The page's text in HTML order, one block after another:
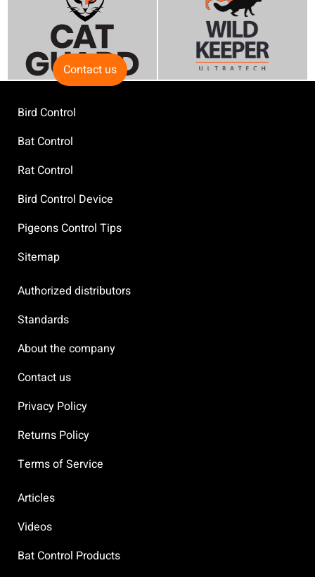
Contact us
Bird Control
Bat Control
Rat Control
Bird Control Device
Pigeons Control Tips
Sitemap
Authorized distributors
Standards
About the company
Contact us
Privacy Policy
Returns Policy
Terms of Service
Articles
Videos
Bat Control Products